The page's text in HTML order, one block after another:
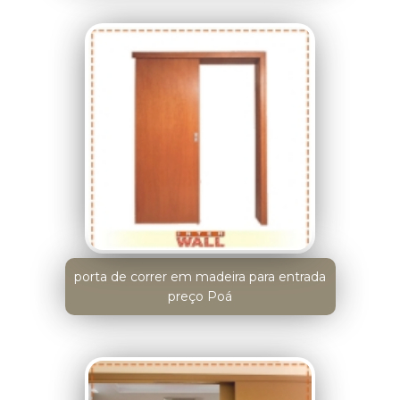
porta de correr em madeira para entrada
preço Poá